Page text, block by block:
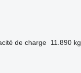
de charge 11.890 kg